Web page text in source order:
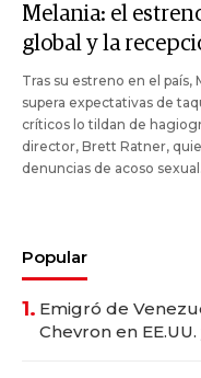
Melania: el
global y la
Tras su estreno en el
supera expectativas de
críticos lo tildan de
director, Brett Ratner,
denuncias de acoso sexual.
Popular
1. Emigró de
Chevron en